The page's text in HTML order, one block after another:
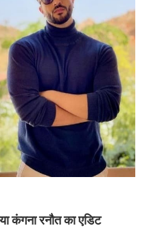
कंगना रनौत का एडिट